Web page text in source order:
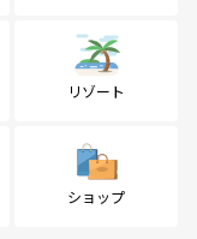
リゾート
ショップ